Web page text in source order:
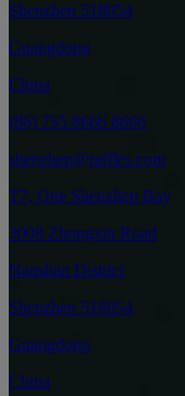
Shenzhen 518054
Guangdong
China
(86) 755 8666 8666
shenzhen@raffles.com
T7, One Shenzhen Bay
3008 Zhongxin Road
Nanshan District
Shenzhen 518054
Guangdong
China